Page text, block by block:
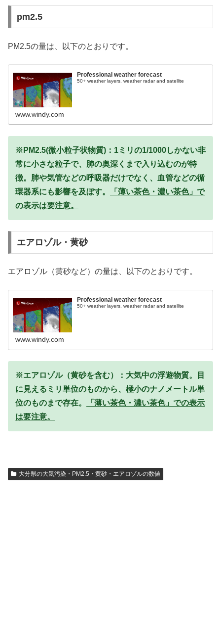
pm2.5
PM2.5の量は、以下のとおりです。
Professional weather forecast
50+ weather layers, weather radar and satellite
www.windy.com
※PM2.5(微小粒子状物質)：1ミリの1/1000しかない非
常に小さな粒子で、肺の奥深くまで入り込むのが特
徴。肺や気管などの呼吸器だけでなく、血管などの循
環器系にも影響を及ぼす。
「薄い茶色・濃い茶色」で
の表示は要注意。
エアロゾル・黄砂
エアロゾル（黄砂など）の量は、以下のとおりです。
Professional weather forecast
50+ weather layers, weather radar and satellite
www.windy.com
※エアロゾル（黄砂を含む）：大気中の浮遊物質。目
に見えるミリ単位のものから、極小のナノメートル単
位のものまで存在。
「薄い茶色・濃い茶色」での表示
は要注意。
大分県の大気汚染・PM2.5・黄砂・エアロゾルの数値